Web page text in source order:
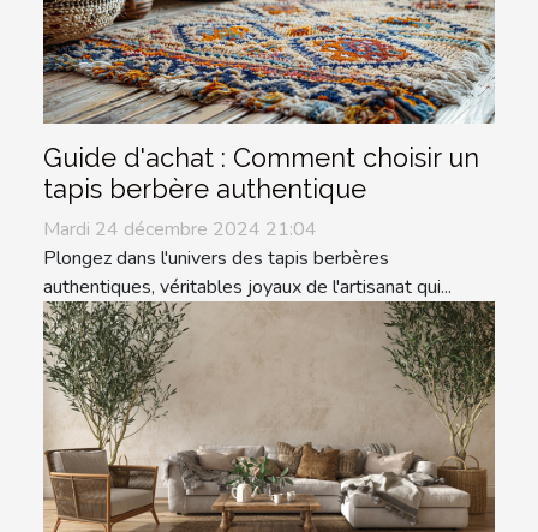
Guide d'achat : Comment choisir un
tapis berbère authentique
Mardi 24 décembre 2024 21:04
Plongez dans l'univers des tapis berbères
authentiques, véritables joyaux de l'artisanat qui...